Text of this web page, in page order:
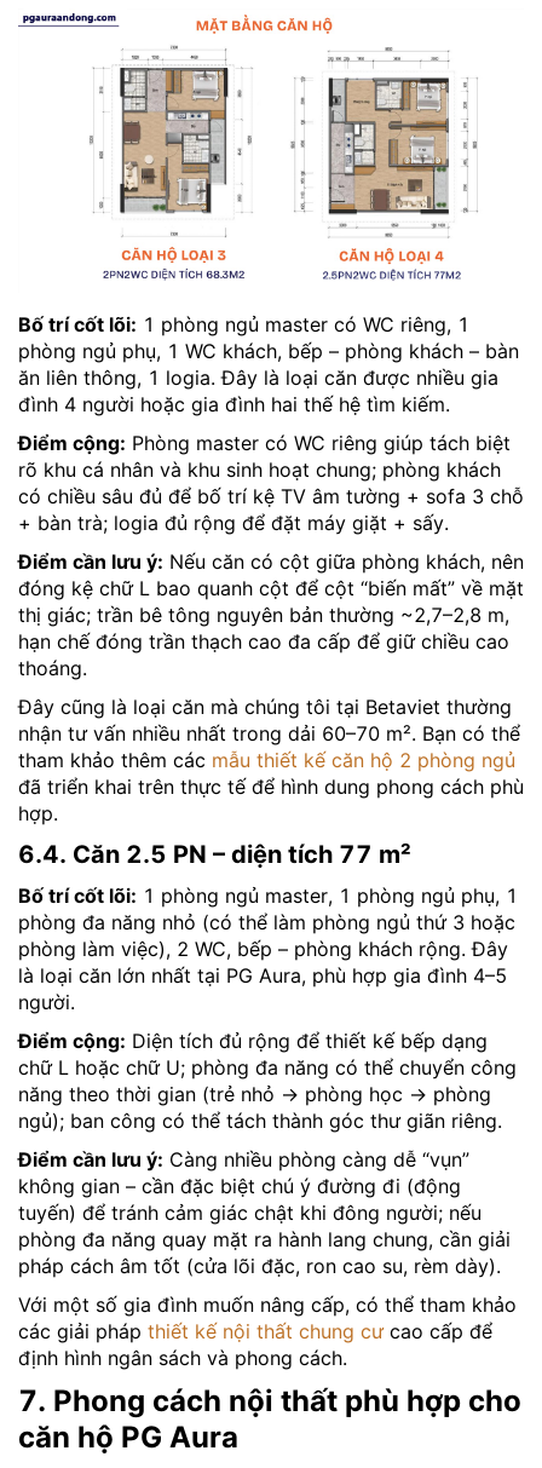
Bố trí cốt lõi: 1 phòng ngủ master có WC riêng, 1
phòng ngủ phụ, 1 WC khách, bếp – phòng khách – bàn
ăn liên thông, 1 logia. Đây là loại căn được nhiều gia
đình 4 người hoặc gia đình hai thế hệ tìm kiếm.
Điểm cộng: Phòng master có WC riêng giúp tách biệt
rõ khu cá nhân và khu sinh hoạt chung; phòng khách
có chiều sâu đủ để bố trí kệ TV âm tường + sofa 3 chỗ
+ bàn trà; logia đủ rộng để đặt máy giặt + sấy.
Điểm cần lưu ý: Nếu căn có cột giữa phòng khách, nên
đóng kệ chữ L bao quanh cột để cột “biến mất” về mặt
thị giác; trần bê tông nguyên bản thường ~2,7–2,8 m,
hạn chế đóng trần thạch cao đa cấp để giữ chiều cao
thoáng.
Đây cũng là loại căn mà chúng tôi tại Betaviet thường
nhận tư vấn nhiều nhất trong dải 60–70 m². Bạn có thể
tham khảo thêm các mẫu thiết kế căn hộ 2 phòng ngủ
đã triển khai trên thực tế để hình dung phong cách phù
hợp.
6.4. Căn 2.5 PN – diện tích 77 m²
Bố trí cốt lõi: 1 phòng ngủ master, 1 phòng ngủ phụ, 1
phòng đa năng nhỏ (có thể làm phòng ngủ thứ 3 hoặc
phòng làm việc), 2 WC, bếp – phòng khách rộng. Đây
là loại căn lớn nhất tại PG Aura, phù hợp gia đình 4–5
người.
Điểm cộng: Diện tích đủ rộng để thiết kế bếp dạng
chữ L hoặc chữ U; phòng đa năng có thể chuyển công
năng theo thời gian (trẻ nhỏ → phòng học → phòng
ngủ); ban công có thể tách thành góc thư giãn riêng.
Điểm cần lưu ý: Càng nhiều phòng càng dễ “vụn”
không gian – cần đặc biệt chú ý đường đi (động
tuyến) để tránh cảm giác chật khi đông người; nếu
phòng đa năng quay mặt ra hành lang chung, cần giải
pháp cách âm tốt (cửa lõi đặc, ron cao su, rèm dày).
Với một số gia đình muốn nâng cấp, có thể tham khảo
các giải pháp thiết kế nội thất chung cưcao cấp để
định hình ngân sách và phong cách.
7. Phong cách nội thất phù hợp cho
căn hộ PG Aura